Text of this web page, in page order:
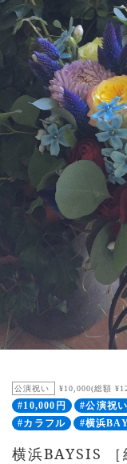
公演祝い ¥10,000(総額
#10,000円 #公演祝い
#カラフル
#横浜
横浜BAYSIS